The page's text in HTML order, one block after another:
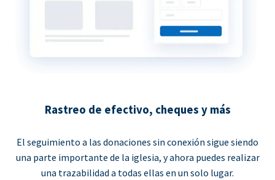
Rastreo de efectivo, cheques y más
El seguimiento a las donaciones sin conexión sigue siendo
una parte importante de la iglesia, y ahora puedes realizar
una trazabilidad a todas ellas en un solo lugar.